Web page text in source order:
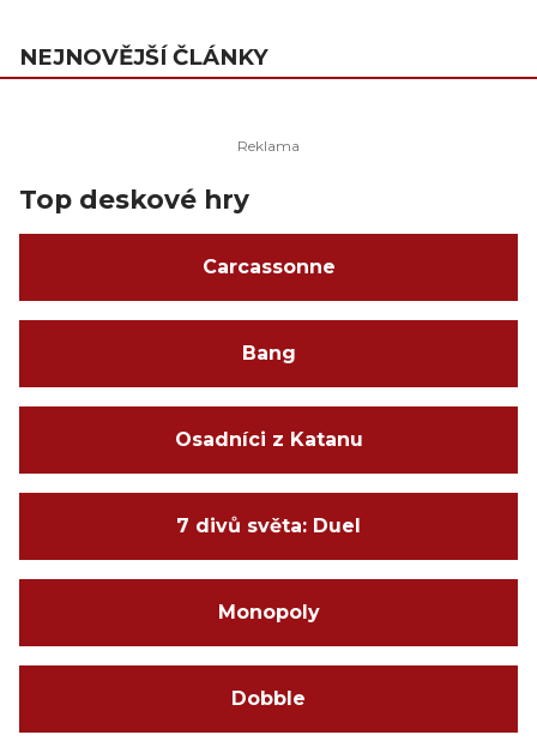
NEJNOVĚJŠÍ ČLÁNKY
Top deskové hry
Carcassonne
Bang
Osadníci z Katanu
7 divů světa: Duel
Monopoly
Dobble